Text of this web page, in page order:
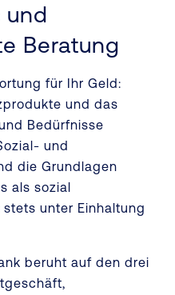
und
Beratung
für Ihr Geld:
und das
Bedürfnisse
und
die Grundlagen
als sozial
unter Einhaltung
beruht auf den drei